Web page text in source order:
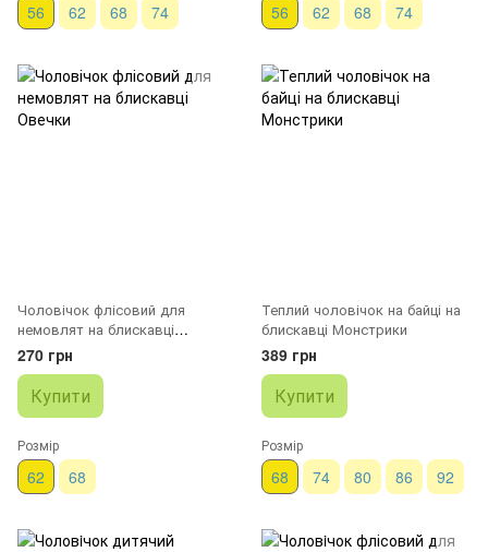
56 62 68 74 56 62 68 74
Чоловічок флісовий для
немовлят на блискавці
Овечки
270 грн
Купити
Розмір
62 68
Теплий чоловічок на байці на
блискавці Монстрики
389 грн
Купити
Розмір
68 74 80 86 92